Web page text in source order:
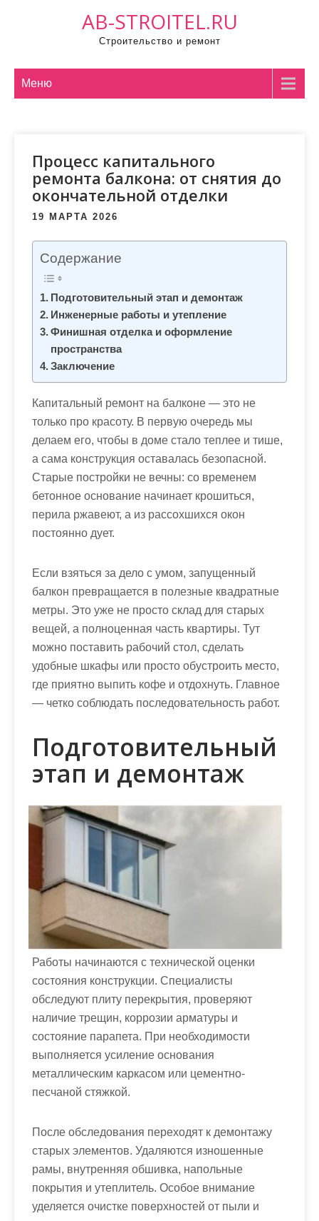
AB-STROITEL.RU
Строительство и ремонт
Меню
Процесс капитального
ремонта балкона: от снятия до
окончательной отделки
19 МАРТА 2026
Содержание
Подготовительный этап и демонтаж
Инженерные работы и утепление
Финишная отделка и оформление
пространства
Заключение
Капитальный ремонт на балконе — это не
только про красоту. В первую очередь мы
делаем его, чтобы в доме стало теплее и тише,
а сама конструкция оставалась безопасной.
Старые постройки не вечны: со временем
бетонное основание начинает крошиться,
перила ржавеют, а из рассохшихся окон
постоянно дует.
Если взяться за дело с умом, запущенный
балкон превращается в полезные квадратные
метры. Это уже не просто склад для старых
вещей, а полноценная часть квартиры. Тут
можно поставить рабочий стол, сделать
удобные шкафы или просто обустроить место,
где приятно выпить кофе и отдохнуть. Главное
— четко соблюдать последовательность работ.
Подготовительный
этап и демонтаж
Работы начинаются с технической оценки
состояния конструкции. Специалисты
обследуют плиту перекрытия, проверяют
наличие трещин, коррозии арматуры и
состояние парапета. При необходимости
выполняется усиление основания
металлическим каркасом или цементно-
песчаной стяжкой.
После обследования переходят к демонтажу
старых элементов. Удаляются изношенные
рамы, внутренняя обшивка, напольные
покрытия и утеплитель. Особое внимание
уделяется очистке поверхностей от пыли и